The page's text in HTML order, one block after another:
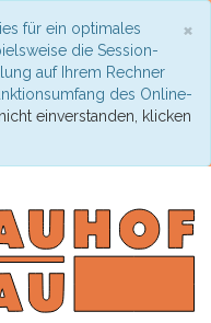
×
für ein optimales
die Session-
auf Ihrem Rechner
des Online-
einverstanden, klicken